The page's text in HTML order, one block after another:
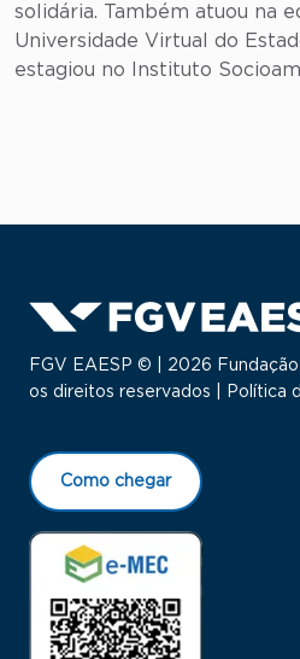
solidária. Também atuou na
Universidade Virtual do
estagiou no Instituto
FGV EAESP © | 2026
os direitos reservados |
Política
Como chegar